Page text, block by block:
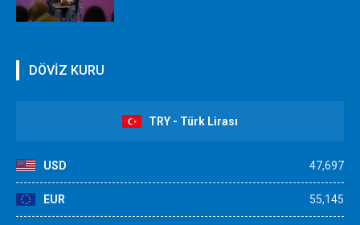
DÖVİZ KURU
TRY - Türk Lirası
USD 47,697
EUR 55,145